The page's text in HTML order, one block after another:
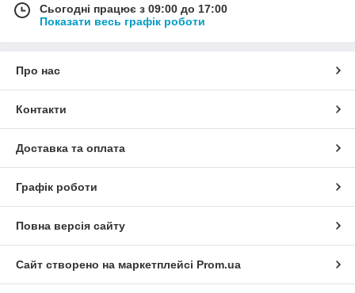
Сьогодні працює з 09:00 до 17:00
Показати весь графік роботи
Про нас
Контакти
Доставка та оплата
Графік роботи
Повна версія сайту
Сайт створено на маркетплейсі Prom.ua